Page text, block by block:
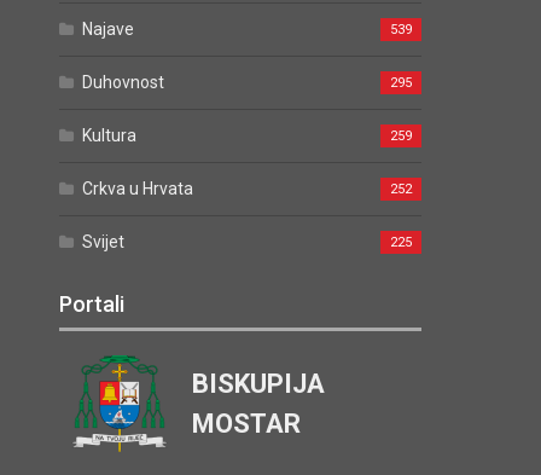
Najave 539
Duhovnost 295
Kultura 259
Crkva u Hrvata 252
Svijet 225
Portali
BISKUPIJA
MOSTAR